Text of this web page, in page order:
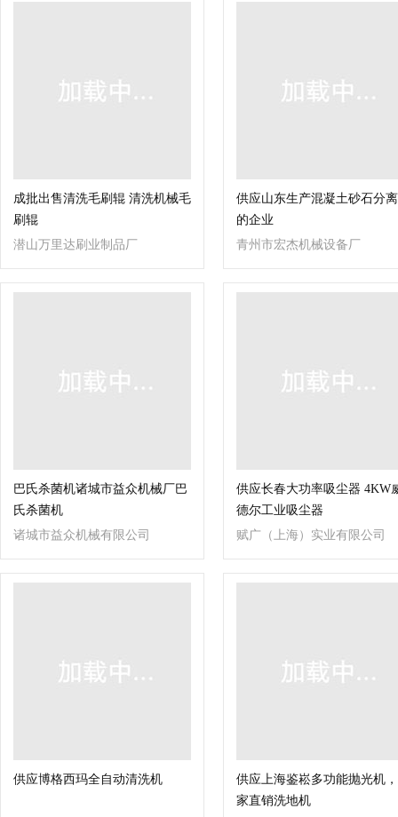
成批出售清洗毛刷辊 清洗机械毛
刷辊
潜山万里达刷业制品厂
供应山东生产混凝土砂石分
的企业
青州市宏杰机械设备厂
巴氏杀菌机诸城市益众机械厂巴
氏杀菌机
诸城市益众机械有限公司
供应长春大功率吸尘器 4KW
德尔工业吸尘器
赋广（上海）实业有限公司
供应博格西玛全自动清洗机
供应上海鉴崧多功能抛光机
家直销洗地机